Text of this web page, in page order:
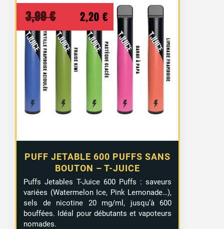
PUFF JETABLE 600 PUFFS SANS
BOUTON – T-JUICE
3,99€
Le
prix
initial
était :
3,99 €.
2,20 €
Le
prix
actuel
Puffs Jetables T-Juice 600 Puffs : saveurs
variées (Watermelon Ice, Pink Lemonade…),
sels de nicotine 20 mg/ml, jusqu’à 600
bouffées. Idéal pour débutants et vapoteurs
nomades.